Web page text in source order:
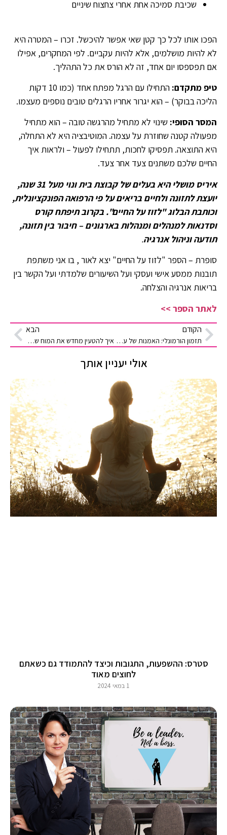
שכיבת סמיכה אחת אחרי צחצוח שיניים
הפכו אותו לכל כך קטן שאי אפשר להיכשל. זכרו – המטרה היא
לא להיות מושלמים, אלא להיות עקביים. לפי המחקרים, אפילו
אם תפספסו יום אחד, זה לא הורס את כל התהליך.
טיפ מתקדם:
התחילו עם הרגל מפתח אחד (כמו 10 דקות
הליכה בבוקר) – הוא יגרור אחריו הרגלים טובים נוספים מעצמו.
המסר הסופי: שינוי לא מתחיל מהרגשה טובה – הוא מתחיל
מפעולה קטנה שחוזרת על עצמה. המוטיבציה היא לא התחלה,
היא התוצאה. תפסיקו לחכות, תתחילו לפעול – ולראות איך
החיים שלכם משתנים צעד אחר צעד.
איריס מושלי היא בעלים של קבוצת בית ונוי מעל 31 שנה,
יועצת לתזונה ולחיים בריאים על פי הרפואה הפונקציונלית,
וכותבת הבלוג "לזוז על החיים". בקרוב תיפתח קורס
וסדנאות למנהלים ומנהלות בארגונים – חיבור בין תזונה,
תודעה וניהול אנרגיה.
סופרת – הספר "לזוז על החיים" יצא לאור , בו אני משתפת
תובנות ממסע אישי ועסקי ועל השיעורים שלמדתי ועל הקשר בין
בריאות אנרגיה והצלחה.
לאתר הספר >>
הקודם
תזמון הורמונלי: האמנות של עבודה עם הגוף ולא נגדו
הבא
איך להטעין מחדש את המוח שלך: לשינה איכותית?
אולי יעניין אותך
סטרס: ההשפעות, התגובות וכיצד להתמודד גם כשאתם
לחוצים מאוד
1 במאי 2024